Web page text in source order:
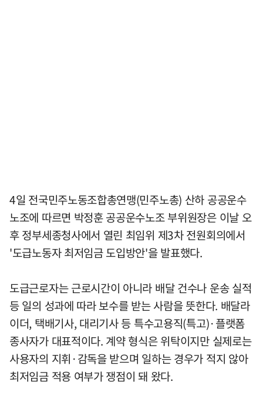
4일 전국민주노동조합총연맹(민주노총) 산하 공공운수
노조에 따르면 박정훈 공공운수노조 부위원장은 이날 오
후 정부세종청사에서 열린 최임위 제3차 전원회의에서
'도급노동자 최저임금 도입방안'을 발표했다.
도급근로자는 근로시간이 아니라 배달 건수나 운송 실적
등 일의 성과에 따라 보수를 받는 사람을 뜻한다. 배달라
이더, 택배기사, 대리기사 등 특수고용직(특고)·플랫폼
종사자가 대표적이다. 계약 형식은 위탁이지만 실제로는
사용자의 지휘·감독을 받으며 일하는 경우가 적지 않아
최저임금 적용 여부가 쟁점이 돼 왔다.